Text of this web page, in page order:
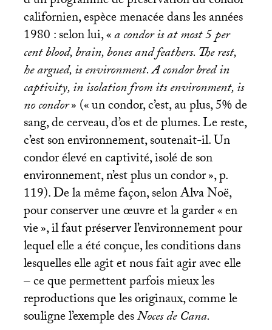
californien, espèce menacée dans les années
1980 : selon lui, «a condor is at most 5 per
cent blood, brain, bones and feathers. The rest,
he argued, is environment. A condor bred in
captivity, in isolation from its environment, is
no condor» («un condor, c’est, au plus, 5% de
sang, de cerveau, d’os et de plumes. Le reste,
c’est son environnement, soutenait-il. Un
condor élevé en captivité, isolé de son
environnement, n’est plus un condor», p.
119). De la même façon, selon Alva Noë,
pour conserver une œuvre et la garder «en
vie», il faut préserver l’environnement pour
lequel elle a été conçue, les conditions dans
lesquelles elle agit et nous fait agir avec elle
– ce que permettent parfois mieux les
reproductions que les originaux, comme le
souligne l’exemple desNoces de Cana.